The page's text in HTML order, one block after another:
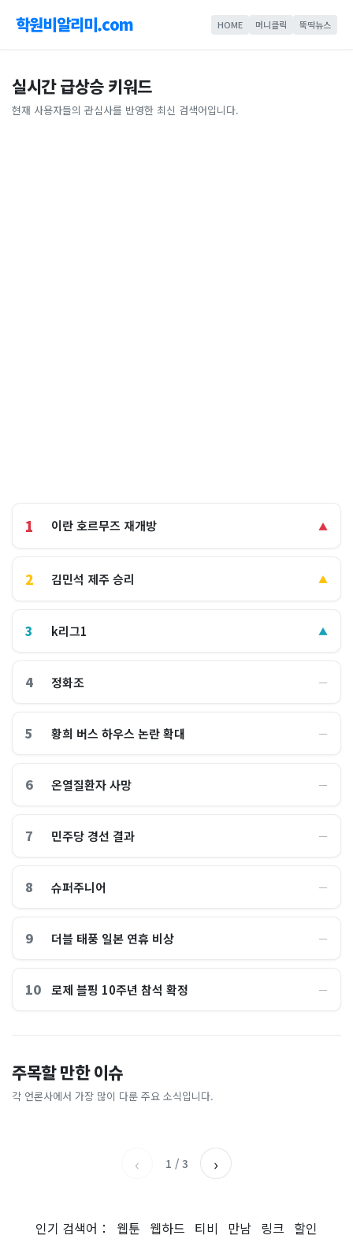
학원비알리미.com HOME 머니클릭 뚝딱뉴스
실시간 급상승 키워드
현재 사용자들의 관심사를 반영한 최신 검색어입니다.
1 이란 호르무즈 재개방 ▲
2 김민석 제주 승리 ▲
3 k리그1 ▲
4 정화조 ―
5 황희 버스 하우스 논란 확대 ―
6 온열질환자 사망 ―
7 민주당 경선 결과 ―
8 슈퍼주니어 ―
9 더블 태풍 일본 연휴 비상 ―
10 로제 블핑 10주년 참석 확정 ―
주목할 만한 이슈
각 언론사에서 가장 많이 다룬 주요 소식입니다.
블룸버그 “SK하이닉스, 中 충
칭 공장 지분 매각 검토”…
SK “확정된 바 없어”
조선일보
일 머니투데이
전기는 돌아왔지만…"굉음에
밤새 뒤척여"
반도 비껴가지만 강원영동 많
‹ 1 / 3 ›
인기 검색어： 웹툰 웹하드 티비 만남 링크 할인